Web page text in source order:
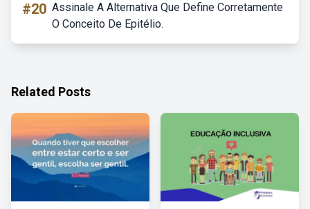
#20 Assinale A Alternativa Que Define Corretamente
O Conceito De Epitélio.
Related Posts